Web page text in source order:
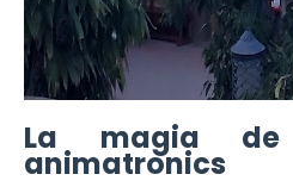
La magia
animatronics